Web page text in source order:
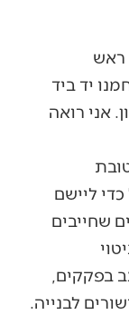
ראש
יד ביד
אני רואה
ליישם
שחייבים
בפקקים,
לבנייה.